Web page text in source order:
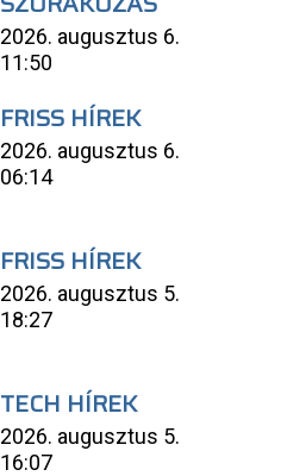
2026. augusztus 6.
11:50
FRISS HÍREK
2026. augusztus 6.
06:14
FRISS HÍREK
2026. augusztus 5.
18:27
TECH HÍREK
2026. augusztus 5.
16:07